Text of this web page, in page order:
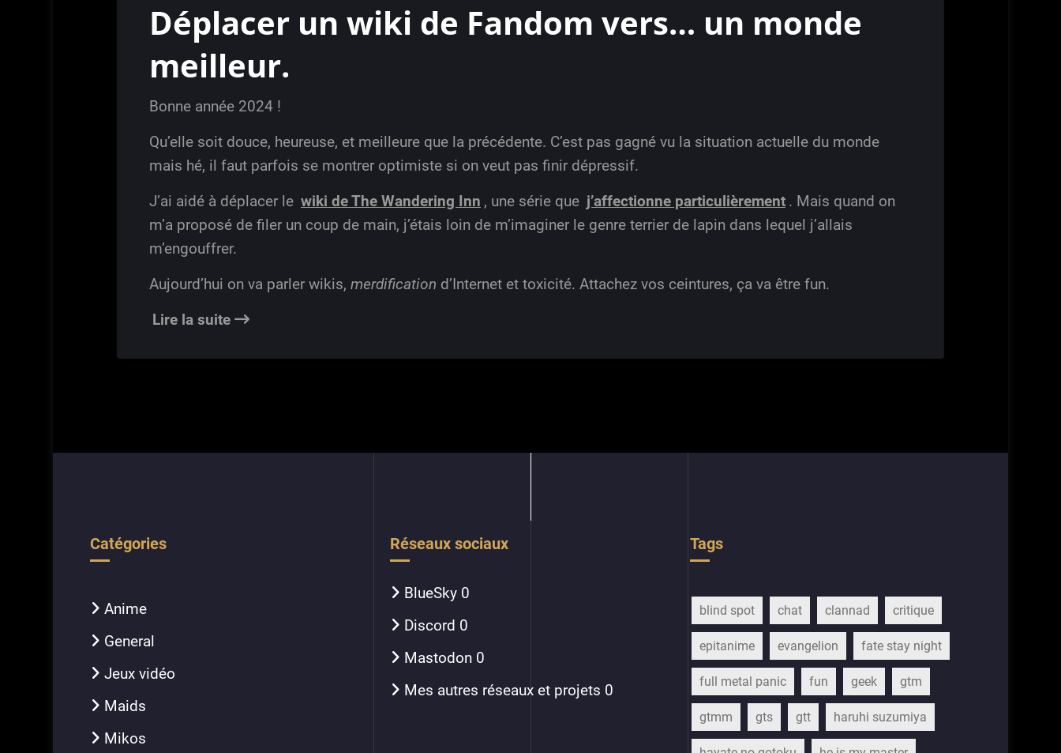
Déplacer un wiki de Fandom vers… un monde
meilleur.
Bonne année 2024 !
Qu’elle soit douce, heureuse, et meilleure que la précédente. C’est pas gagné vu la situation actuelle du monde
mais hé, il faut parfois se montrer optimiste si on veut pas finir dépressif.
J’ai aidé à déplacer le wiki de The Wandering Inn , une série que j’affectionne particulièrement . Mais quand on
m’a proposé de filer un coup de main, j’étais loin de m’imaginer le genre terrier de lapin dans lequel j’allais
m’engouffrer.
Aujourd’hui on va parler wikis, merdification d’Internet et toxicité. Attachez vos ceintures, ça va être fun.
Lire la suite
Catégories
Anime
General
Jeux vidéo
Maids
Mikos
Réseaux sociaux
BlueSky 0
Discord 0
Mastodon 0
Mes autres réseaux et projets 0
Tags
blind spot chat clannad critique
epitanime evangelion fate stay night
full metal panic fun geek gtm
gtmm gts gtt haruhi suzumiya